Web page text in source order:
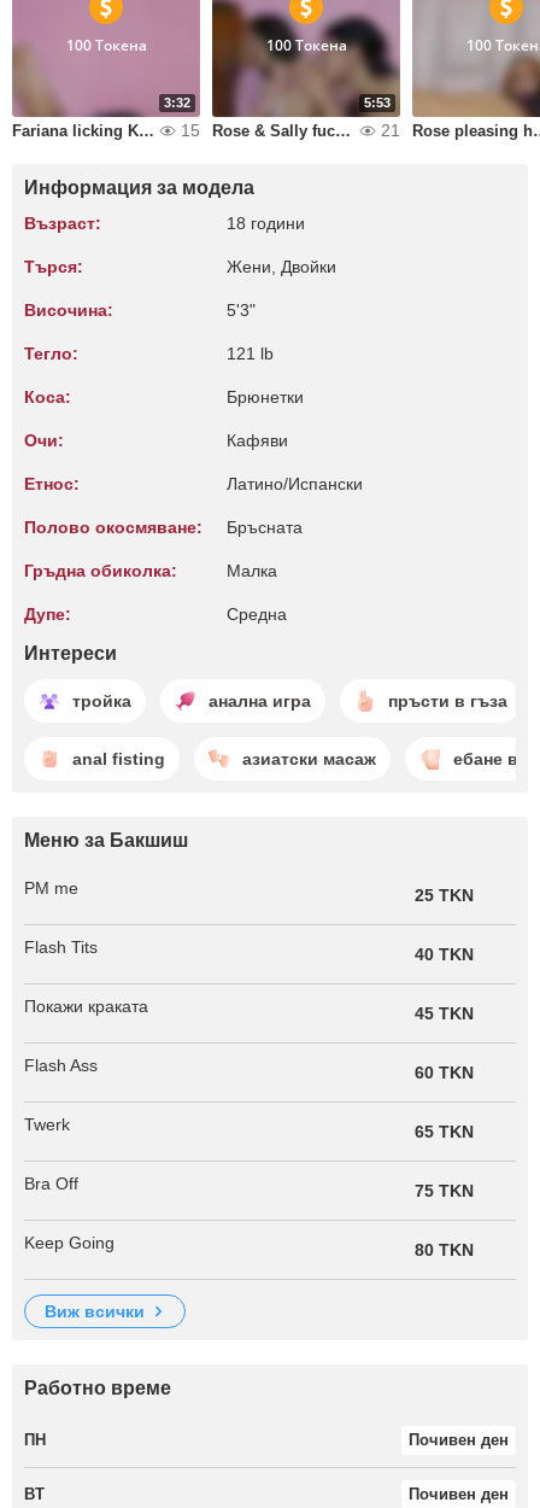
3:32
100 Токена
Fariana licking Kathy pussy while fucking her ass 15
5:53
100 Токена
Rose & Sally fuck Diamond 21
100
Rose
Информация за модела
Възраст: 18 години
Търся: Жени, Двойки
Височина: 5'3"
Тегло: 121 lb
Коса: Брюнетки
Очи: Кафяви
Етнос: Латино/Испански
Полово окосмяване: Бръсната
Гръдна обиколка: Малкa
Дупе: Среднa
Интереси
тройка анална игра пръсти в гъза
anal fisting азиатски масаж ебане в
Меню за Бакшиш
PM me 25 TKN
Flash Tits 40 TKN
Покажи краката 45 TKN
Flash Ass 60 TKN
Twerk 65 TKN
Bra Off 75 TKN
Keep Going 80 TKN
виж всички
Работно време
ПН Почивен ден
ВТ Почивен ден